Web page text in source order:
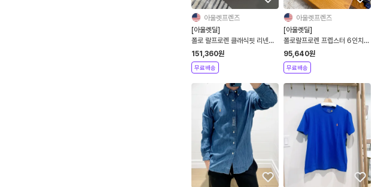
아울렛프렌즈
[아울렛딜]
폴로 랄프로렌 클래식핏 리넨셔
츠 남녀공용 2컬러
151,360원
무료배송
아울렛프렌즈
[아울렛딜]
폴로랄프로렌 프렙스터 6인치
반바지 남녀공용
95,640원
무료배송